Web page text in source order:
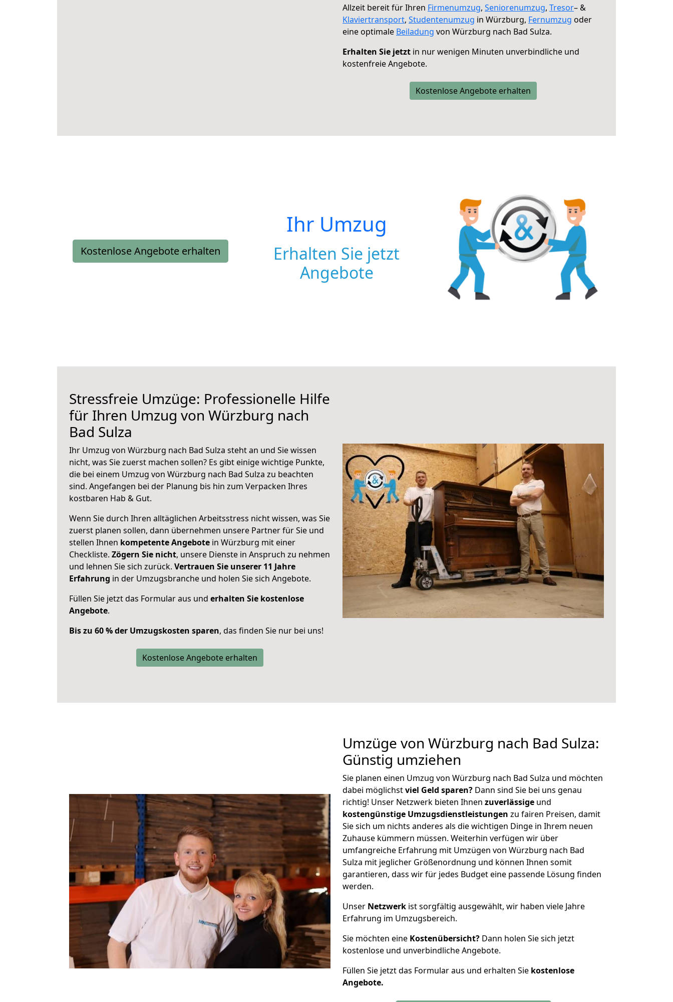
Allzeit bereit für Ihren Firmenumzug, Seniorenumzug, Tresor– &
Klaviertransport, Studentenumzug in Würzburg, Fernumzug oder
eine optimale Beiladung von Würzburg nach Bad Sulza.
Erhalten Sie jetzt in nur wenigen Minuten unverbindliche und
kostenfreie Angebote.
Kostenlose Angebote erhalten
Kostenlose Angebote erhalten
Ihr Umzug
Erhalten Sie jetzt
Angebote
Stressfreie Umzüge: Professionelle Hilfe
für Ihren Umzug von Würzburg nach
Bad Sulza
Ihr Umzug von Würzburg nach Bad Sulza steht an und Sie wissen
nicht, was Sie zuerst machen sollen? Es gibt einige wichtige Punkte,
die bei einem Umzug von Würzburg nach Bad Sulza zu beachten
sind. Angefangen bei der Planung bis hin zum Verpacken Ihres
kostbaren Hab & Gut.
Wenn Sie durch Ihren alltäglichen Arbeitsstress nicht wissen, was Sie
zuerst planen sollen, dann übernehmen unsere Partner für Sie und
stellen Ihnen kompetente Angebote in Würzburg mit einer
Checkliste. Zögern Sie nicht, unsere Dienste in Anspruch zu nehmen
und lehnen Sie sich zurück. Vertrauen Sie unserer 11 Jahre
Erfahrung in der Umzugsbranche und holen Sie sich Angebote.
Füllen Sie jetzt das Formular aus und erhalten Sie kostenlose
Angebote.
Bis zu 60 % der Umzugskosten sparen, das finden Sie nur bei uns!
Kostenlose Angebote erhalten
Umzüge von Würzburg nach Bad Sulza:
Günstig umziehen
Sie planen einen Umzug von Würzburg nach Bad Sulza und möchten
dabei möglichstviel Geld sparen? Dann sind Sie bei uns genau
richtig! Unser Netzwerk bieten Ihnen zuverlässige und
kostengünstige Umzugsdienstleistungen zu fairen Preisen, damit
Sie sich um nichts anderes als die wichtigen Dinge in Ihrem neuen
Zuhause kümmern müssen. Weiterhin verfügen wir über
umfangreiche Erfahrung mit Umzügen von Würzburg nach Bad
Sulza mit jeglicher Größenordnung und können Ihnen somit
garantieren, dass wir für jedes Budget eine passende Lösung finden
werden.
Unser Netzwerk ist sorgfältig ausgewählt, wir haben viele Jahre
Erfahrung im Umzugsbereich.
Sie möchten eine Kostenübersicht? Dann holen Sie sich jetzt
kostenlose und unverbindliche Angebote.
Füllen Sie jetzt das Formular aus und erhalten Sie kostenlose
Angebote.